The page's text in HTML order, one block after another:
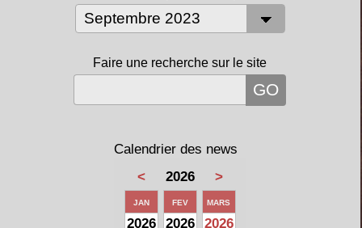
Faire une recherche sur le site
Calendrier des news
<
2026 >
JAN
2026
FEV
2026
MARS
2026